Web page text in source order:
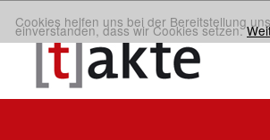
Cookies helfen uns bei der Bereitstellung
einverstanden, dass wir Cookies setzen.